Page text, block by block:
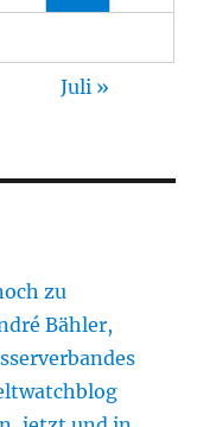
Juli »
zu
Bähler,